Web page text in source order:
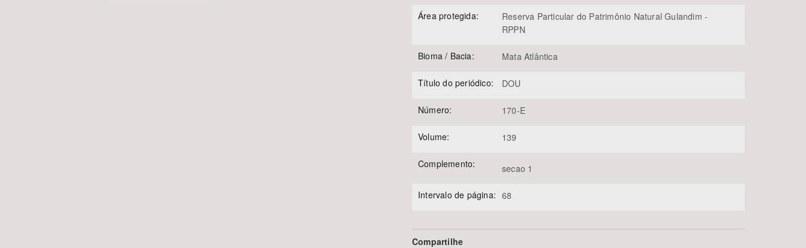
Área protegida:
Reserva Particular do Patrimônio Natural Gulandim -
RPPN
Bioma / Bacia: Mata Atlântica
Título do periódico: DOU
Número: 170-E
Volume: 139
Complemento: secao 1
Intervalo de página: 68
Compartilhe